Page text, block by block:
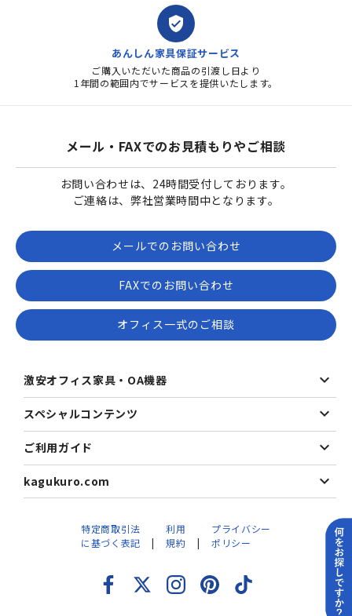
verified_user
あんしん家具保証サービス
ご購入いただいた商品の引渡し日より
1年間の範囲内でサービスを提供いたします。
メール・FAXでのお見積もりやご相談
お問い合わせは、24時間受付しております。
ご連絡は、弊社営業時間中となります。
メールでのお問い合わせ
FAXでのお問い合わせ
オフィス一式のご相談
激安オフィス家具・OA機器
スペシャルコンテンツ
ご利用ガイド
kagukuro.com
特定商取引法
に基づく表記
利用
規約
プライバシー
ポリシー